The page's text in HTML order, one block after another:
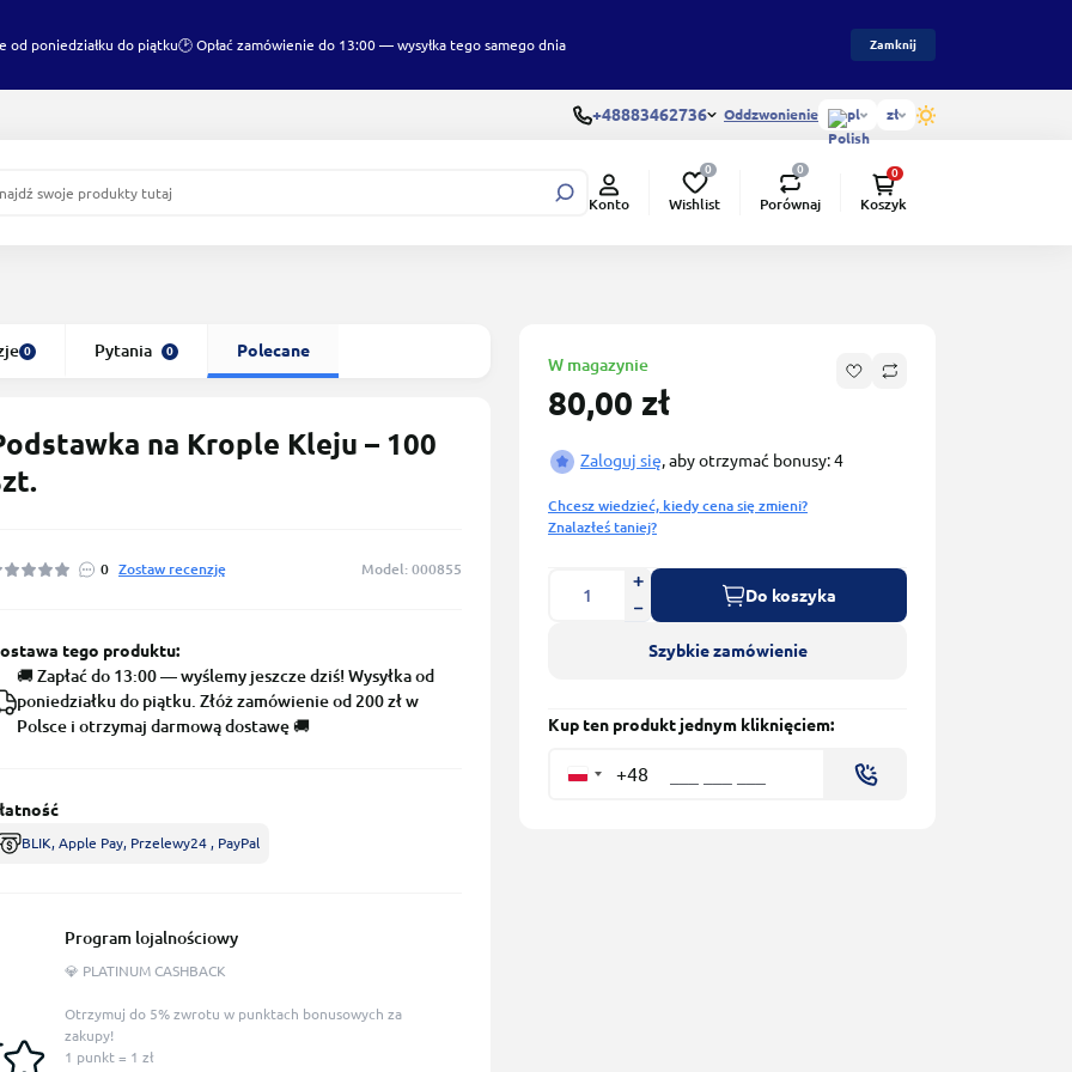
od poniedziałku do piątku🕑 Opłać zamówienie do 13:00 — wysyłka tego samego dnia Zamknij
+48883462736 Oddzwonienie pl zł
Konto
0
Wishlist
0
Porównaj
0
Koszyk
0 Pytania 0 Polecane
na Krople Kleju – 100
0 Zostaw recenzję Model: 000855
W magazynie
80,00 zł
Zaloguj się, aby otrzymać bonusy: 4
Chcesz wiedzieć, kiedy cena się zmieni?
Znalazłeś taniej?
Do koszyka
Szybkie zamówienie
Kup ten produkt jednym kliknięciem:
+48
tego produktu:
🚚 Zapłać do 13:00 — wyślemy jeszcze dziś! Wysyłka od
poniedziałku do piątku. Złóż zamówienie od 200 zł w
Polsce i otrzymaj darmową dostawę 🚚
BLIK, Apple Pay, Przelewy24 , PayPal
Program lojalnościowy
💎 PLATINUM CASHBACK
Otrzymuj do 5% zwrotu w punktach bonusowych za
zakupy!
1 punkt = 1 zł